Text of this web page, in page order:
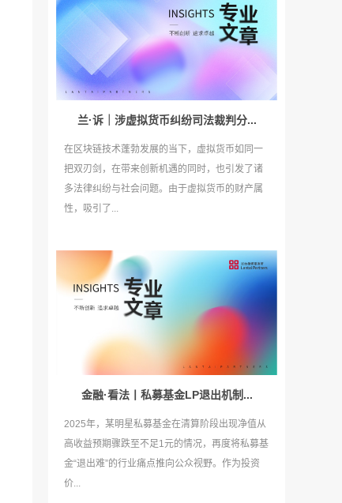
兰·诉｜涉虚拟货币纠纷司法裁判分...
在区块链技术蓬勃发展的当下，虚拟货币如同一
把双刃剑，在带来创新机遇的同时，也引发了诸
多法律纠纷与社会问题。由于虚拟货币的财产属
性，吸引了...
金融·看法丨私募基金LP退出机制...
2025年，某明星私募基金在清算阶段出现净值从
高收益预期骤跌至不足1元的情况，再度将私募基
金“退出难”的行业痛点推向公众视野。作为投资
价...